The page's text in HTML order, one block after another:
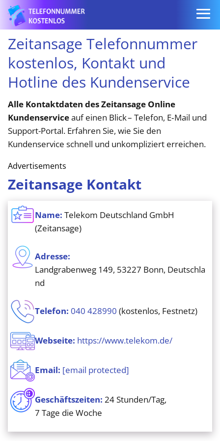
Zeitansage Telefonnummer
kostenlos, Kontakt und
Hotline des Kundenservice
Alle Kontaktdaten des Zeitansage Online
Kundenserviceauf einen Blick – Telefon, E‑Mail und
Support-Portal. Erfahren Sie, wie Sie den
Kundenservice schnell und unkompliziert erreichen.
Advertisements
Zeitansage Kontakt
Name: Telekom Deutschland GmbH
(Zeitansage)
Adresse:
Landgrabenweg 149, 53227 Bonn, Deutschla
nd
Telefon: 040 428990 (kostenlos, Festnetz)
Webseite: https://www.telekom.de/
Email: [email protected]
Geschäftszeiten: 24 Stunden/Tag,
7 Tage die Woche